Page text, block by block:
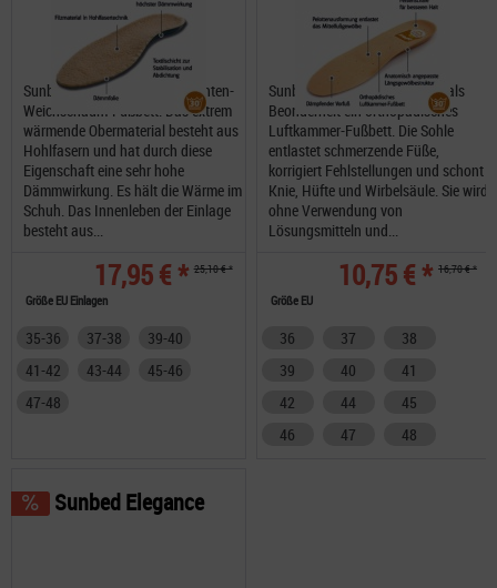
Sunbed Fire mit einem 5-Schichten-
Weichschaum-Fußbett. Das extrem
wärmende Obermaterial besteht aus
Hohlfasern und hat durch diese
Eigenschaft eine sehr hohe
Dämmwirkung. Es hält die Wärme im
Schuh. Das Innenleben der Einlage
besteht aus...
17,95 € * 25,10 € *
Größe EU Einlagen
35-36 37-38
39-40
41-42
43-44
45-46
47-48
Sunbed Soft Einlegesohle hat als
Beonderheit ein orthopädisches
Luftkammer-Fußbett. Die Sohle
entlastet schmerzende Füße,
korrigiert Fehlstellungen und schont
Knie, Hüfte und Wirbelsäule. Sie wird
ohne Verwendung von
Lösungsmitteln und...
10,75 € * 16,70 € *
Größe EU
36 37
38
39
40
41
42
44
45
46
47 48
Sunbed Elegance